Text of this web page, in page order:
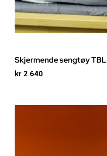
Skjermende sengtøy TBL
kr 2 640